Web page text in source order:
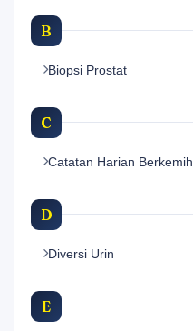
B
Biopsi Prostat
C
Catatan Harian Berkemih
D
Diversi Urin
E